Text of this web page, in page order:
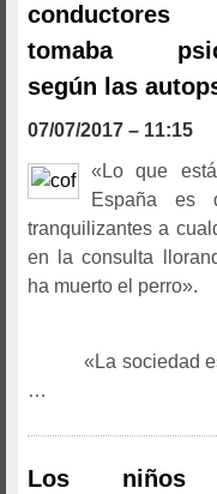
tomaba
según las
07/07/2017 – 11:15
«Lo que
España es
tranquilizantes a
en la consulta
ha muerto el perro».
«La sociedad
…
Los niños